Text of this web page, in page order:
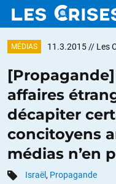
DOSSIERS
CATÉGORIES
MÉDIAS 11.3.2015 // Les
affaires
décapiter
concitoyens
médias n’en
Israël , Propagande